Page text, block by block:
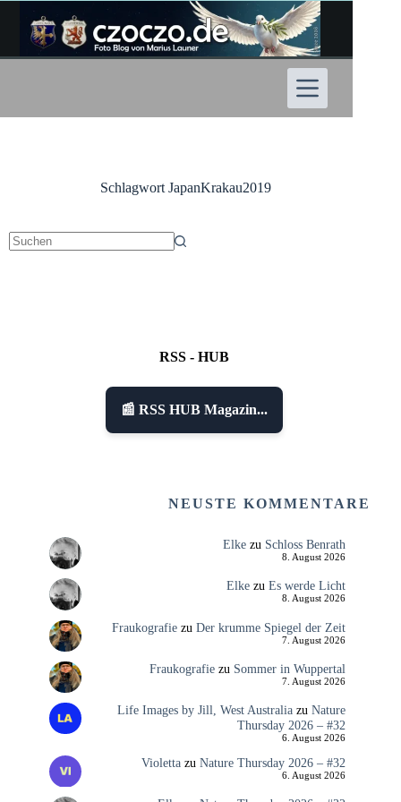
Inhalt
springen
SchlagwortJapanKrakau2019
RSS - HUB
📰 RSS HUB Magazin...
NEUSTE KOMMENTARE
Elkezu Schloss Benrath
8. August 2026
Elkezu Es werde Licht
8. August 2026
Fraukografiezu Der krumme Spiegel der Zeit
7. August 2026
Fraukografiezu Sommer in Wuppertal
7. August 2026
Life Images by Jill, West Australiazu Nature
Thursday 2026 – #32
6. August 2026
Violettazu Nature Thursday 2026 – #32
6. August 2026